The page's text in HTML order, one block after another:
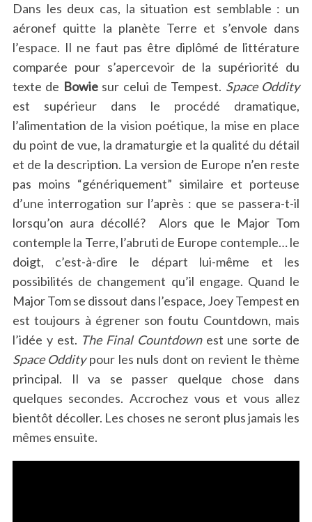
Dans les deux cas, la situation est semblable : un
aéronef quitte la planète Terre et s’envole dans
l’espace. Il ne faut pas être diplômé de littérature
comparée pour s’apercevoir de la supériorité du
texte de Bowiesur celui de Tempest. Space Oddity
est supérieur dans le procédé dramatique,
l’alimentation de la vision poétique, la mise en place
du point de vue, la dramaturgie et la qualité du détail
et de la description. La version de Europe n’en reste
pas moins “génériquement” similaire et porteuse
d’une interrogation sur l’après : que se passera-t-il
lorsqu’on aura décollé? Alors que le Major Tom
contemple la Terre, l’abruti de Europe contemple… le
doigt, c’est-à-dire le départ lui-même et les
possibilités de changement qu’il engage. Quand le
Major Tom se dissout dans l’espace, Joey Tempest en
est toujours à égrener son foutu Countdown, mais
l’idée y est. The Final Countdownest une sorte de
Space Odditypour les nuls dont on revient le thème
principal. Il va se passer quelque chose dans
quelques secondes. Accrochez vous et vous allez
bientôt décoller. Les choses ne seront plus jamais les
mêmes ensuite.